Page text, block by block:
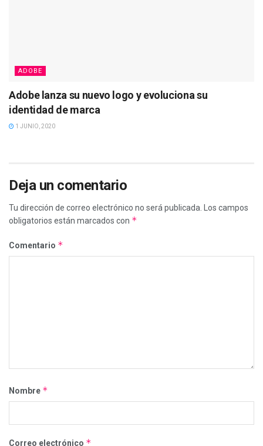
ADOBE
Adobe lanza su nuevo logo y evoluciona su
identidad de marca
1 JUNIO, 2020
Deja un comentario
Tu dirección de correo electrónico no será publicada.
Los campos
obligatorios están marcados con *
Comentario *
Nombre *
Correo electrónico *